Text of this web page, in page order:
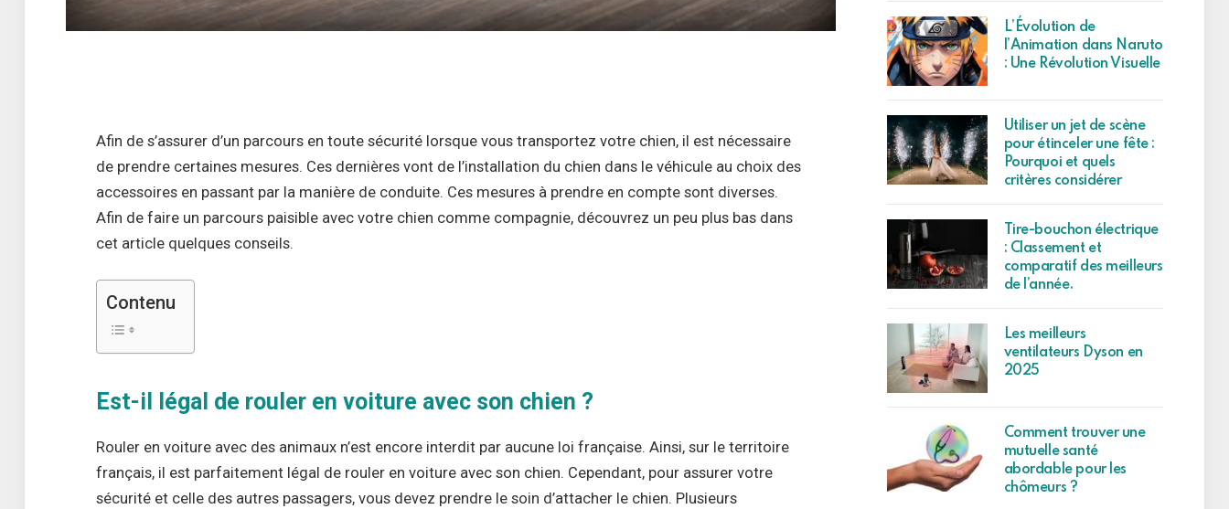
Afin de s’assurer d’un parcours en toute sécurité lorsque vous transportez votre chien, il est nécessaire
de prendre certaines mesures. Ces dernières vont de l’installation du chien dans le véhicule au choix des
accessoires en passant par la manière de conduite. Ces mesures à prendre en compte sont diverses.
Afin de faire un parcours paisible avec votre chien comme compagnie, découvrez un peu plus bas dans
cet article quelques conseils.
Contenu
Est-il légal de rouler en voiture avec son chien ?
Rouler en voiture avec des animaux n’est encore interdit par aucune loi française. Ainsi, sur le territoire
français, il est parfaitement légal de rouler en voiture avec son chien. Cependant, pour assurer votre
sécurité et celle des autres passagers, vous devez prendre le soin d’attacher le chien. Plusieurs
L’Évolution de
l’Animation dans Naruto
: Une Révolution Visuelle
Utiliser un jet de scène
pour étinceler une fête :
Pourquoi et quels
critères considérer
Tire-bouchon électrique
: Classement et
comparatif des meilleurs
de l’année.
Les meilleurs
ventilateurs Dyson en
2025
Comment trouver une
mutuelle santé
abordable pour les
chômeurs ?